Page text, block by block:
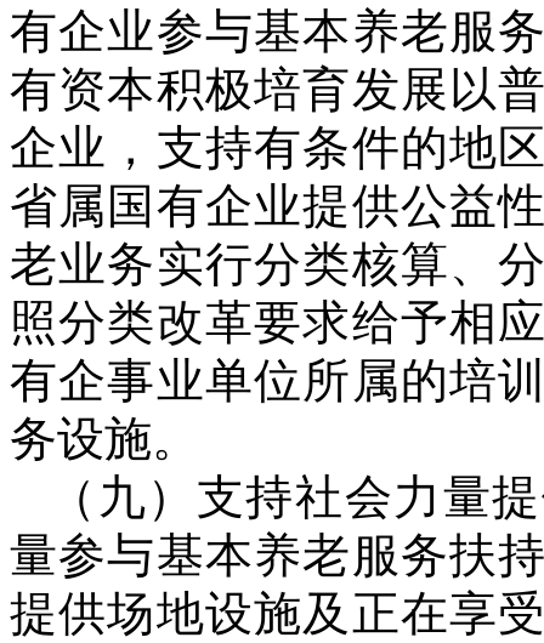
有企业参与基本养老服
有资本积极培育发展以
企业，支持有条件的地
省属国有企业提供公益
老业务实行分类核算、
照分类改革要求给予相
有企事业单位所属的培
务设施。
（九）支持社会力量
量参与基本养老服务扶
提供场地设施及正在享